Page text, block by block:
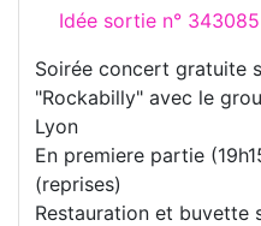
Idée sortie n° 343085
Soirée concert gratuite
"Rockabilly" avec le
Lyon
En premiere partie
(reprises)
Restauration et buvette